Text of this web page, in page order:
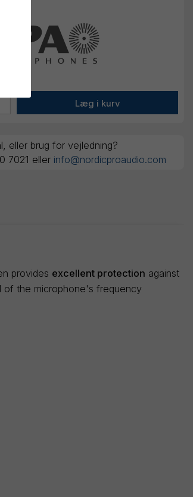
eller brug for vejledning?
7021 eller info@nordicproaudio.com
provides excellent protection against
of the microphone's frequency